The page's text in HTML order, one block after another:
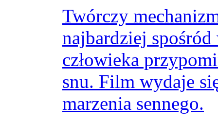
Twórczy
najbardziej
człowieka
snu. Film wydaje
marzenia sennego.